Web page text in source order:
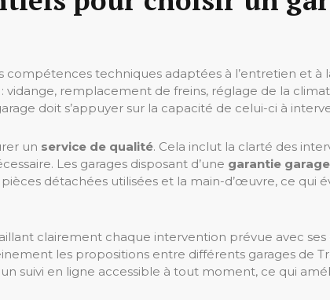
compétences techniques adaptées à l’entretien et
vidange, remplacement de freins, réglage de la
doit s’appuyer sur la capacité de celui-ci à
un service de qualité. Cela inclut la clarté des
Les garages disposant d’une garantie garage
détachées utilisées et la main-d’œuvre, ce qui
clairement chaque intervention prévue avec
les propositions entre différents garages de
suivi en ligne accessible à tout moment, ce qui